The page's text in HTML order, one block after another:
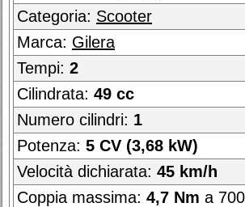
Categoria: Scooter
Marca: Gilera
Tempi: 2
Cilindrata: 49 cc
Numero cilindri: 1
Potenza: 5 CV (3,68 kW)
Velocità dichiarata: 45 km/h
Coppia massima: 4,7 Nm a